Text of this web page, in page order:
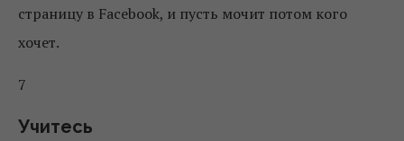
страницу в Facebook, и пусть мочит потом кого
хочет.
7
Учитесь